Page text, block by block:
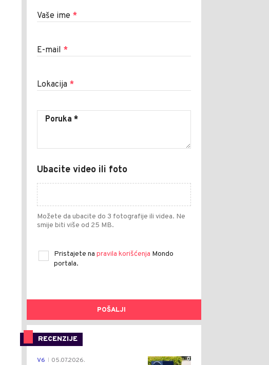
Vaše ime *
E-mail *
Lokacija *
Ubacite video ili foto
Možete da ubacite do 3 fotografije ili videa. Ne
smije biti više od 25 MB.
Pristajete na pravila korišćenja Mondo
portala.
POŠALJI
RECENZIJE
0
V6 05.07.2026.